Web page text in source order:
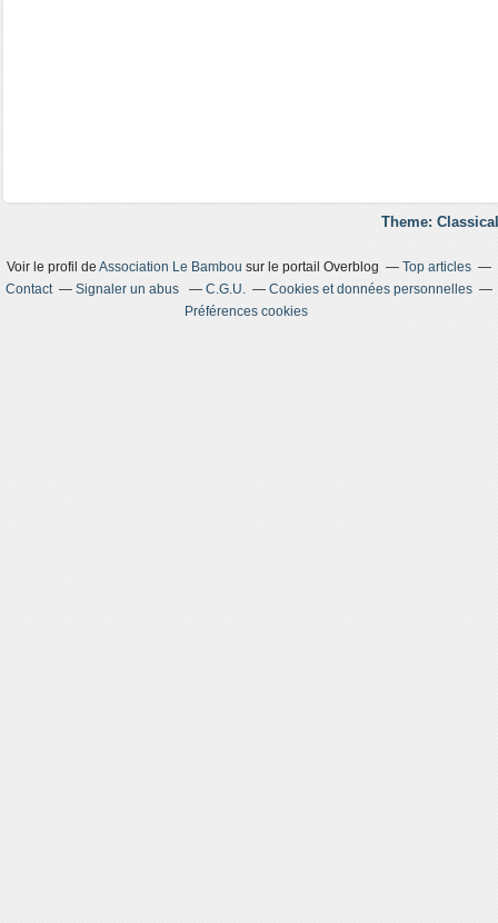
Theme:
Voir le profil de Association Le Bambou sur le portail Overblog
Top articles
Contact
Signaler un abus C.G.U.
Cookies et données personnelles
Préférences cookies